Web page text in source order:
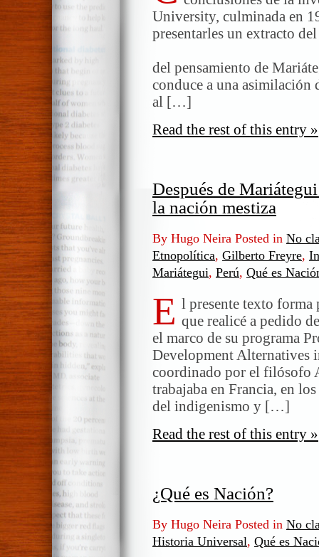
hacia
la
problemática
nuestros
días
University, culminada en
presentarles un extracto
del pensamiento de
conduce a una asimilación
al […]
Read the rest of this entry »
Después de
la nación mestiza
By Hugo Neira Posted in No
Etnopolítica, Gilberto Freyre,
Mariátegui, Perú, Qué es
E l presente texto forma
que realicé a pedido
el marco de su programa
Development Alternatives
coordinado por el filósofo
trabajaba en Francia, en
del indigenismo y […]
Read the rest of this entry »
¿Qué es Nación?
By Hugo Neira Posted in No
Historia Universal, Qué es